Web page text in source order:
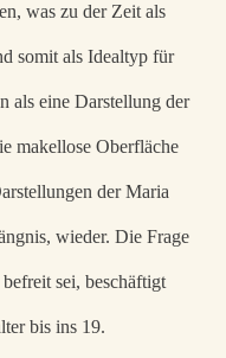
was zu der Zeit als
somit als Idealtyp für
als eine Darstellung der
makellose Oberfläche
der Maria
wieder. Die Frage
sei, beschäftigt
bis ins 19.